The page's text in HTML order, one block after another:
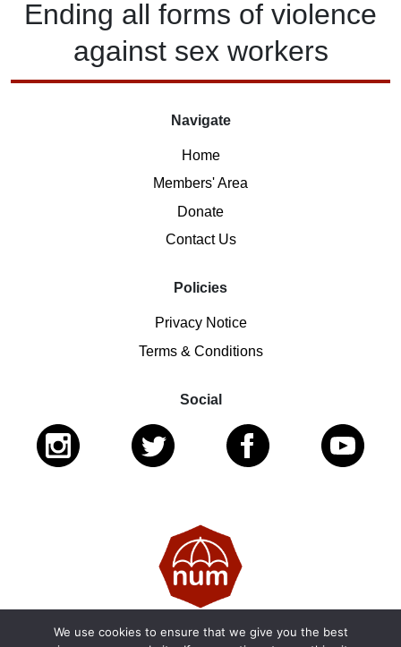
Ending all forms of violence
against sex workers
Navigate
Home
Members' Area
Donate
Contact Us
Policies
Privacy Notice
Terms & Conditions
Social
We use cookies to ensure that we give you the best